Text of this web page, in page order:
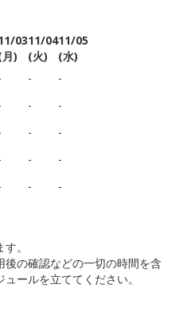
03
)
11/04
(火)
11/05
(水)
- -
- -
- -
- -
-
-
。
の確認などの一切の時間を含
ールを立ててください。